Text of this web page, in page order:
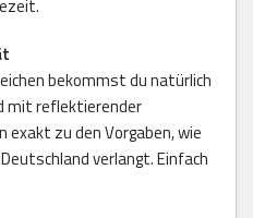
bekommst du natürlich
mit reflektierender
exakt zu den Vorgaben, wie
verlangt. Einfach